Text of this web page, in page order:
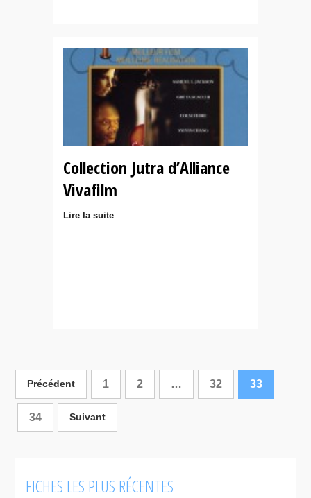
Collection Jutra d’Alliance
Vivafilm
Lire la suite
Précédent 1 2 … 32 33
34 Suivant
FICHES LES PLUS RÉCENTES